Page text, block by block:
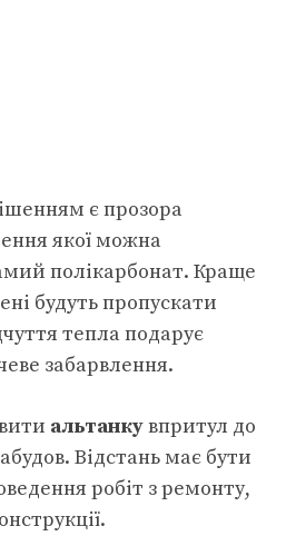
є прозора
якої можна
полікарбонат. Краще
будуть пропускати
тепла подарує
забарвлення.
альтанкувпритул до
Відстань має бути
робіт з ремонту,